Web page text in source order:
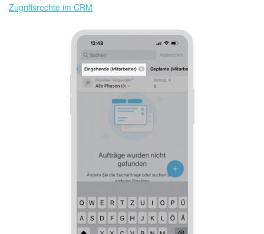
Zugriffsrechte im CRM